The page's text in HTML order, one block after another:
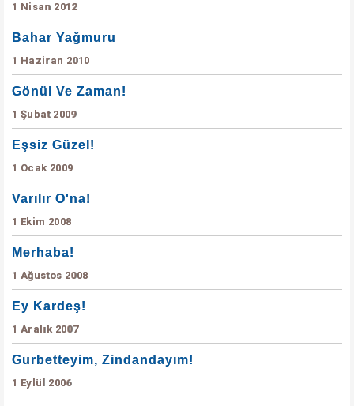
1 Nisan 2012
Bahar Yağmuru
1 Haziran 2010
Gönül Ve Zaman!
1 Şubat 2009
Eşsiz Güzel!
1 Ocak 2009
Varılır O'na!
1 Ekim 2008
Merhaba!
1 Ağustos 2008
Ey Kardeş!
1 Aralık 2007
Gurbetteyim, Zindandayım!
1 Eylül 2006